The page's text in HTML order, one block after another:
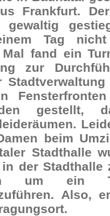
Frankfurt.
gewaltig
Tag
fand ein
zur
gestellt,
beim
Stadthalle
der Stadthalle
um
Also,